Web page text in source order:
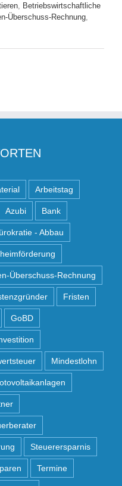
Betriebswirtschaftliche
Überschuss-Rechnung
Arbeitstag
Azubi Bank
- Abbau
Überschuss-Rechnung
Fristen
GoBD
Mindestlohn
Steuerersparnis
Termine